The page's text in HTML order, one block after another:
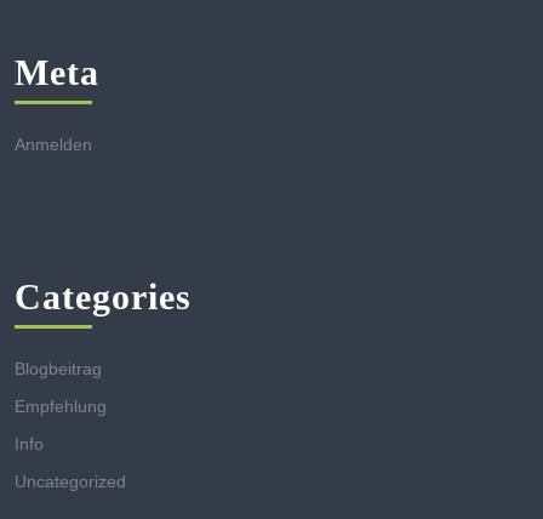
Meta
Anmelden
Categories
Blogbeitrag
Empfehlung
Info
Uncategorized